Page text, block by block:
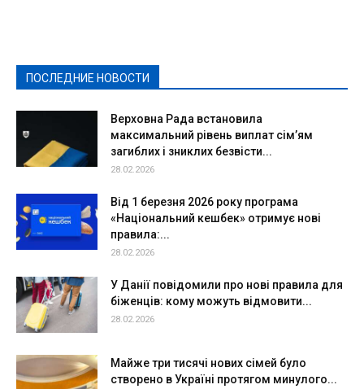
ПОСЛЕДНИЕ НОВОСТИ
Верховна Рада встановила
максимальний рівень виплат сім’ям
загиблих і зниклих безвісти...
28.02.2026
Від 1 березня 2026 року програма
«Національний кешбек» отримує нові
правила:...
28.02.2026
У Данії повідомили про нові правила для
біженців: кому можуть відмовити...
28.02.2026
Майже три тисячі нових сімей було
створено в Україні протягом минулого...